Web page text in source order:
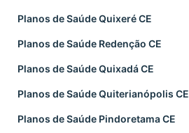
Planos de Saúde Quixeré CE
Planos de Saúde Redenção CE
Planos de Saúde Quixadá CE
Planos de Saúde Quiterianópolis CE
Planos de Saúde Pindoretama CE